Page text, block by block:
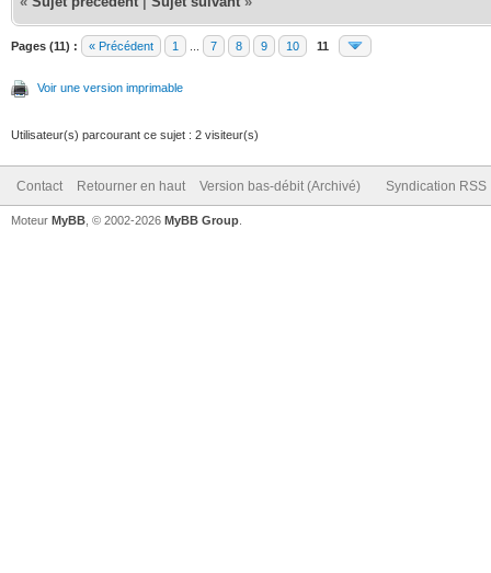
Pages (11) : « Précédent 1 7 8 9 10 11
Voir une version imprimable
Utilisateur(s) parcourant ce sujet : 2 visiteur(s)
Contact Retourner en haut Version bas-débit (Archivé) Syndication RSS
Moteur MyBB , © 2002-2026 MyBB Group